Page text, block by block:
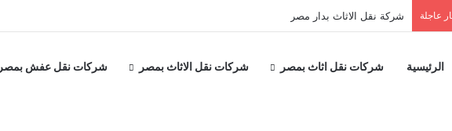
عاجلة شركة نقل الاثاث بدار مصر
الرئيسية شركات نقل اثاث بمصر شركات نقل الاثاث بمصر شركات نقل عفش بمصر